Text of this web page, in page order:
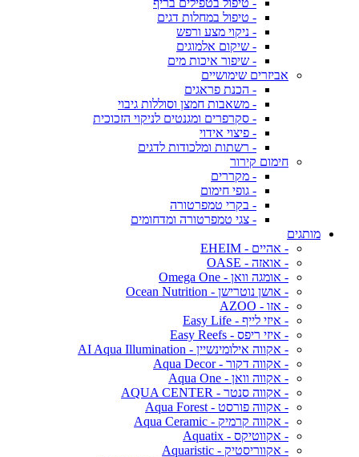
- טיפול בטפילים בריף
- טיפול במחלות דגים
- ניקוי מצע ורפש
- שיקום אלמוגים
- שיפור איכות מים
אביזרים שימושיים
- הכנת פראגים
- משאבות חמצן וסוללות גיבוי
- סקרפרים ומגנטים לניקוי הזכוכית
- פיצוי אידוי
- רשתות ומלכודות לדגים
חימום קירור
- מקררים
- גופי חימום
- בקרי טמפרטורה
- צגי טמפרטורה ומדחומים
מותגים
- אהיים - EHEIM
- אואזה - OASE
- אומגה וואן - Omega One
- אושן נוטרישן - Ocean Nutrition
- אזו - AZOO
- איזי לייף - Easy Life
- איזי ריפס - Easy Reefs
- אקווה אילומינשיין - AI Aqua Illumination
- אקווה דקור - Aqua Decor
- אקווה וואן - Aqua One
- אקווה סנטר - AQUA CENTER
- אקווה פורסט - Aqua Forest
- אקווה קרמיק - Aqua Ceramic
- אקווטיקס - Aquatix
- אקווריסטיק - Aquaristic